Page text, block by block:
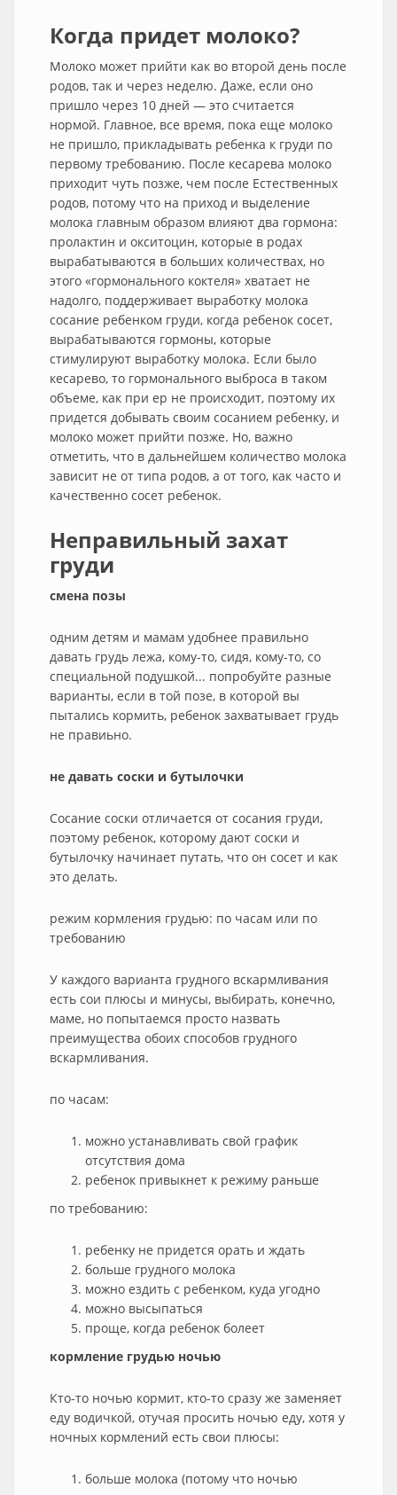
Когда придет молоко?
Молоко может прийти как во второй день после
родов, так и через неделю. Даже, если оно
пришло через 10 дней — это считается
нормой. Главное, все время, пока еще молоко
не пришло, прикладывать ребенка к груди по
первому требованию. После кесарева молоко
приходит чуть позже, чем после Естественных
родов, потому что на приход и выделение
молока главным образом влияют два гормона:
пролактин и окситоцин, которые в родах
вырабатываются в больших количествах, но
этого «гормонального коктеля» хватает не
надолго, поддерживает выработку молока
сосание ребенком груди, когда ребенок сосет,
вырабатываются гормоны, которые
стимулируют выработку молока. Если было
кесарево, то гормонального выброса в таком
объеме, как при ер не происходит, поэтому их
придется добывать своим сосанием ребенку, и
молоко может прийти позже. Но, важно
отметить, что в дальнейшем количество молока
зависит не от типа родов, а от того, как часто и
качественно сосет ребенок.
Неправильный захат
груди
смена позы
одним детям и мамам удобнее правильно
давать грудь лежа, кому-то, сидя, кому-то, со
специальной подушкой... попробуйте разные
варианты, если в той позе, в которой вы
пытались кормить, ребенок захватывает грудь
не правиьно.
не давать соски и бутылочки
Сосание соски отличается от сосания груди,
поэтому ребенок, которому дают соски и
бутылочку начинает путать, что он сосет и как
это делать.
режим кормления грудью: по часам или по
требованию
У каждого варианта грудного вскармливания
есть сои плюсы и минусы, выбирать, конечно,
маме, но попытаемся просто назвать
преимущества обоих способов грудного
вскармливания.
по часам:
можно устанавливать свой график
отсутствия дома
ребенок привыкнет к режиму раньше
по требованию:
ребенку не придется орать и ждать
больше грудного молока
можно ездить с ребенком, куда угодно
можно высыпаться
проще, когда ребенок болеет
кормление грудью ночью
Кто-то ночью кормит, кто-то сразу же заменяет
еду водичкой, отучая просить ночью еду, хотя у
ночных кормлений есть свои плюсы:
больше молока (потому что ночью